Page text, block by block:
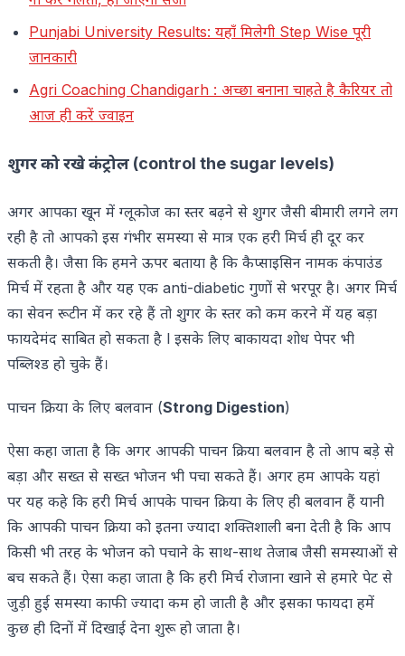
Punjabi University Results: यहाँ मिलेगी Step Wise पूरी
जानकारी
Agri Coaching Chandigarh : अच्छा बनाना चाहते है कैरियर तो
आज ही करें ज्वाइन
शुगर को रखे कंट्रोल (control the sugar levels)
अगर आपका खून में ग्लूकोज का स्तर बढ़ने से शुगर जैसी बीमारी लगने लग
रही है तो आपको इस गंभीर समस्या से मात्र एक हरी मिर्च ही दूर कर
सकती है। जैसा कि हमने ऊपर बताया है कि कैप्साइसिन नामक कंपाउंड
मिर्च में रहता है और यह एक anti-diabetic गुणों से भरपूर है। अगर मिर्च
का सेवन रूटीन में कर रहे हैं तो शुगर के स्तर को कम करने में यह बड़ा
फायदेमंद साबित हो सकता है l इसके लिए बाकायदा शोध पेपर भी
पब्लिश्ड हो चुके हैं।
पाचन क्रिया के लिए बलवान (Strong Digestion)
ऐसा कहा जाता है कि अगर आपकी पाचन क्रिया बलवान है तो आप बड़े से
बड़ा और सख्त से सख्त भोजन भी पचा सकते हैं। अगर हम आपके यहां
पर यह कहे कि हरी मिर्च आपके पाचन क्रिया के लिए ही बलवान हैं यानी
कि आपकी पाचन क्रिया को इतना ज्यादा शक्तिशाली बना देती है कि आप
किसी भी तरह के भोजन को पचाने के साथ-साथ तेजाब जैसी समस्याओं से
बच सकते हैं। ऐसा कहा जाता है कि हरी मिर्च रोजाना खाने से हमारे पेट से
जुड़ी हुई समस्या काफी ज्यादा कम हो जाती है और इसका फायदा हमें
कुछ ही दिनों में दिखाई देना शुरू हो जाता है।